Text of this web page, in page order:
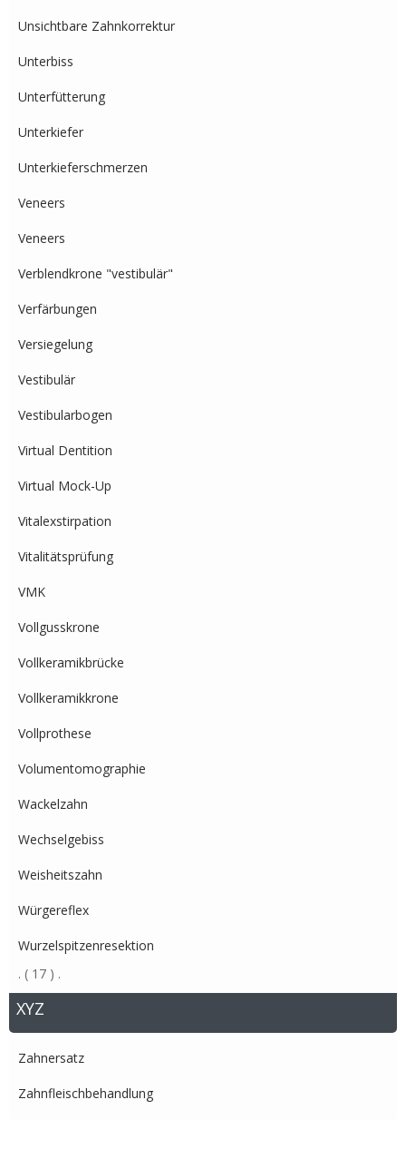
Unsichtbare Zahnkorrektur
Unterbiss
Unterfütterung
Unterkiefer
Unterkieferschmerzen
Veneers
Veneers
Verblendkrone "vestibulär"
Verfärbungen
Versiegelung
Vestibulär
Vestibularbogen
Virtual Dentition
Virtual Mock-Up
Vitalexstirpation
Vitalitätsprüfung
VMK
Vollgusskrone
Vollkeramikbrücke
Vollkeramikkrone
Vollprothese
Volumentomographie
Wackelzahn
Wechselgebiss
Weisheitszahn
Würgereflex
Wurzelspitzenresektion
. ( 17 ) .
XYZ
Zahnersatz
Zahnfleischbehandlung